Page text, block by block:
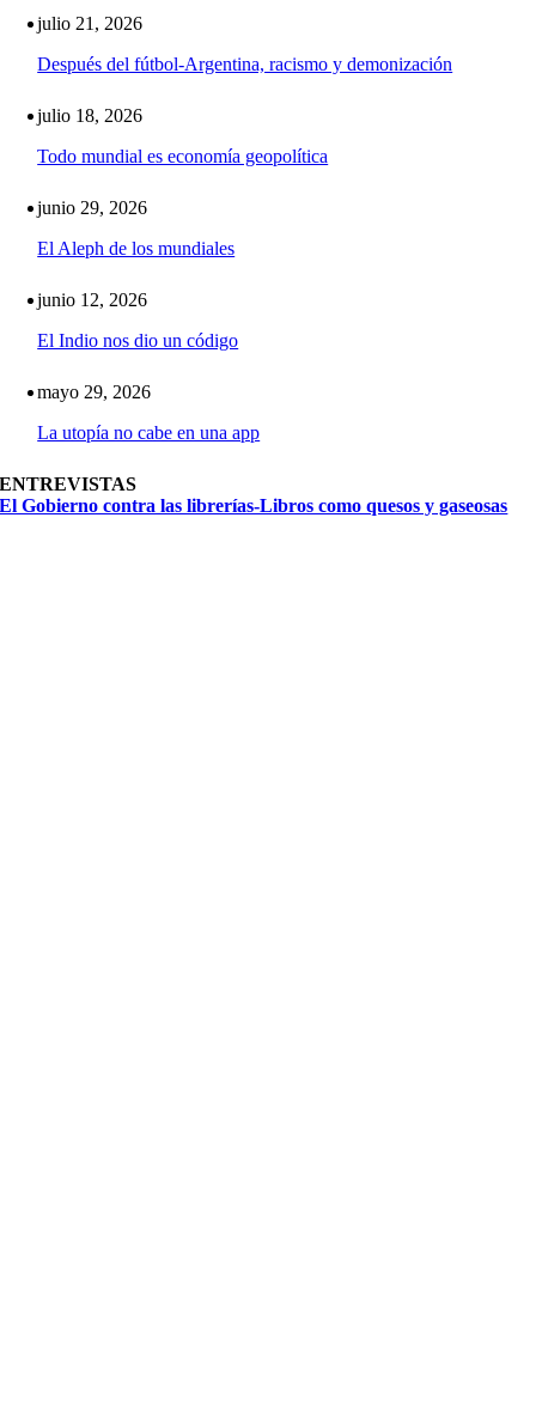
julio 21, 2026
Después del fútbol-Argentina, racismo y demonización
julio 18, 2026
Todo mundial es economía geopolítica
junio 29, 2026
El Aleph de los mundiales
junio 12, 2026
El Indio nos dio un código
mayo 29, 2026
La utopía no cabe en una app
ENTREVISTAS
El Gobierno contra las librerías-Libros como quesos y gaseosas